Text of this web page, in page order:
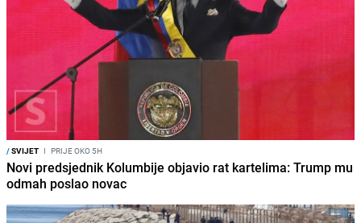
/SVIJET I PRIJE OKO 5H
Novi predsjednik Kolumbije objavio rat kartelima: Trump mu
odmah poslao novac